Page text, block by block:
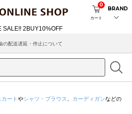
カート
0
BRAND
配送遅延・停止について
ご案内
カート やシャツ・ブラウス カーディガンなどの